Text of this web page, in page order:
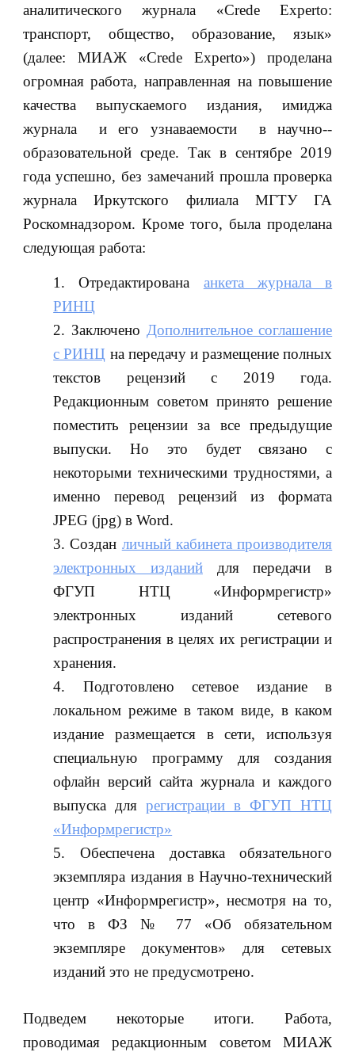
аналитического журнала «Crede Experto:
транспорт, общество, образование, язык»
(далее: МИАЖ «Crede Experto») проделана
огромная работа, направленная на повышение
качества выпускаемого издания, имиджа
журнала и его узнаваемости в научно-­
образовательной среде. Так в сентябре 2019
года успешно, без замечаний прошла проверка
журнала Иркутского филиала МГТУ ГА
Роскомнадзором. Кроме того, была проделана
следующая работа:
Отредактирована анкета журнала в
РИНЦ
Заключено Дополнительное соглашение
с РИНЦ на передачу и размещение полных
текстов рецензий с 2019 года.
Редакционным советом принято решение
поместить рецензии за все предыдущие
выпуски. Но это будет связано с
некоторыми техническими трудностями, а
именно перевод рецензий из формата
JPEG (jpg) в Word.
Создан личный кабинета производителя
электронных изданийдля передачи в
ФГУП НТЦ «Информрегистр»
электронных изданий сетевого
распространения в целях их регистрации и
хранения.
Подготовлено сетевое издание в
локальном режиме в таком виде, в каком
издание размещается в сети, используя
специальную программу для создания
офлайн версий сайта журнала и каждого
выпуска длярегистрации в ФГУП НТЦ
«Информрегистр»
Обеспечена доставка обязательного
экземпляра издания в Научно-технический
центр «Информрегистр», несмотря на то,
что в ФЗ № 77 «Об обязательном
экземпляре документов» для сетевых
изданий это не предусмотрено.
Подведем некоторые итоги. Работа,
проводимая редакционным советом МИАЖ